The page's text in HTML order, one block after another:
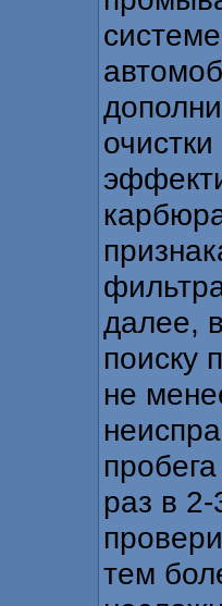
далее,
поиску
не
раз в
тем